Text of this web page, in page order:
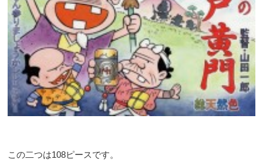
この二つは108ピースです。